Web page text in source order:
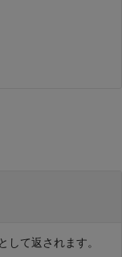
して返されます。